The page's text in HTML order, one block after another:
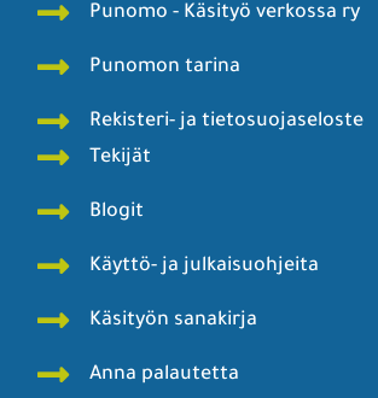
Punomo - Käsityö verkossa ry
Punomon tarina
Rekisteri- ja tietosuojaseloste
Tekijät
Blogit
Käyttö- ja julkaisuohjeita
Käsityön sanakirja
Anna palautetta